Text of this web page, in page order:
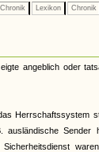
Chronik Lexikon Chronik
angeblich oder
Herrschaftssystem
Sender